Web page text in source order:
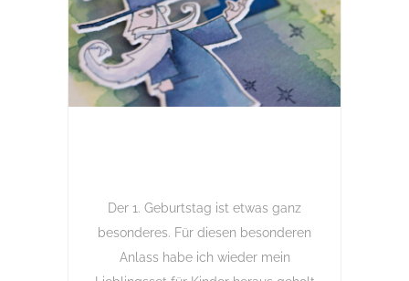
Der 1. Geburtstag ist etwas ganz
besonderes. Für diesen besonderen
Anlass habe ich wieder mein